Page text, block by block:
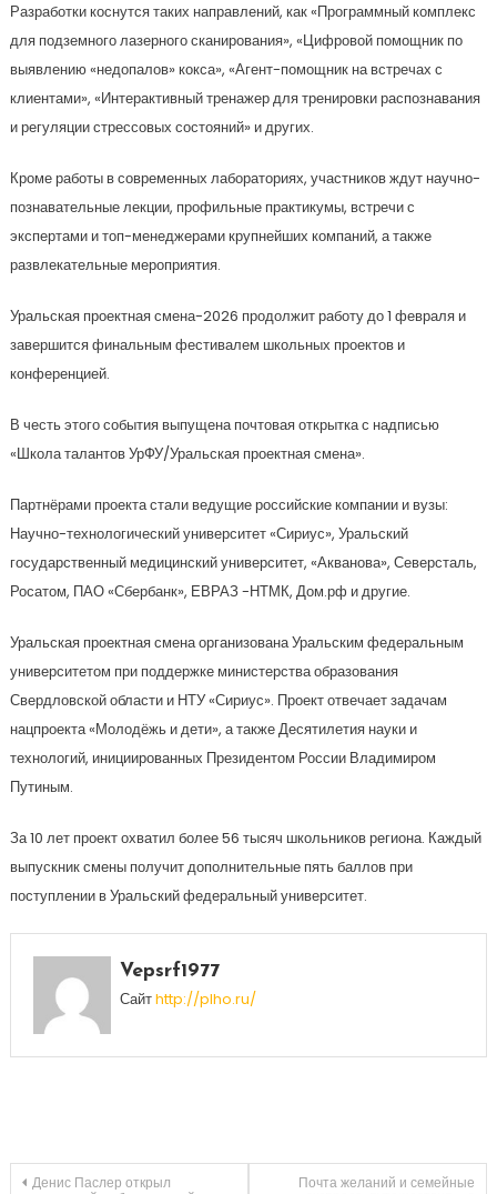
Разработки коснутся таких направлений, как «Программный комплекс
для подземного лазерного сканирования», «Цифровой помощник по
выявлению «недопалов» кокса», «Агент-помощник на встречах с
клиентами», «Интерактивный тренажер для тренировки распознавания
и регуляции стрессовых состояний» и других.
Кроме работы в современных лабораториях, участников ждут научно-
познавательные лекции, профильные практикумы, встречи с
экспертами и топ-менеджерами крупнейших компаний, а также
развлекательные мероприятия.
Уральская проектная смена-2026 продолжит работу до 1 февраля и
завершится финальным фестивалем школьных проектов и
конференцией.
В честь этого события выпущена почтовая открытка с надписью
«Школа талантов УрФУ/Уральская проектная смена».
Партнёрами проекта стали ведущие российские компании и вузы:
Научно-технологический университет «Сириус», Уральский
государственный медицинский университет, «Акванова», Северсталь,
Росатом, ПАО «Сбербанк», ЕВРАЗ -НТМК, Дом.рф и другие.
Уральская проектная смена организована Уральским федеральным
университетом при поддержке министерства образования
Свердловской области и НТУ «Сириус». Проект отвечает задачам
нацпроекта «Молодёжь и дети», а также Десятилетия науки и
технологий, инициированных Президентом России Владимиром
Путиным.
За 10 лет проект охватил более 56 тысяч школьников региона. Каждый
выпускник смены получит дополнительные пять баллов при
поступлении в Уральский федеральный университет.
Vepsrf1977
Сайтhttp://plho.ru/
Навигация
Денис Паслер открыл
Почта желаний и семейные